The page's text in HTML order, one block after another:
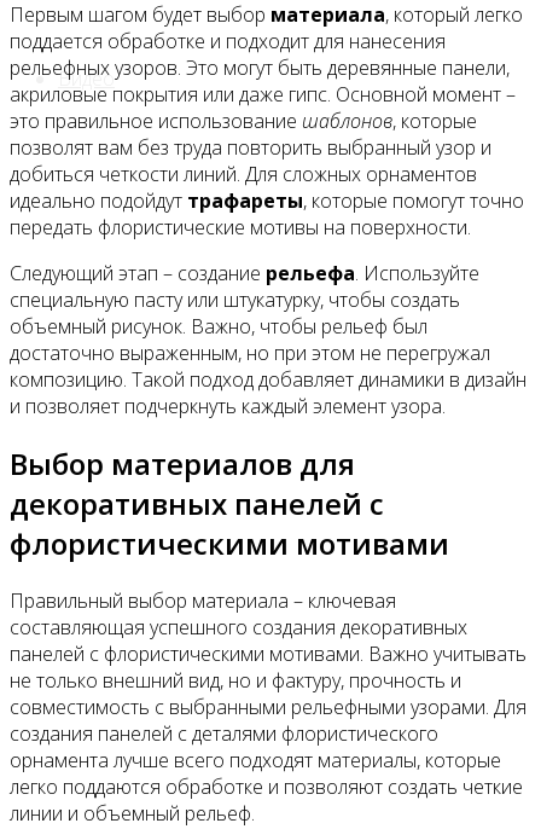
Видео
Первым шагом будет выбор материала, который легко
поддается обработке и подходит для нанесения
рельефных узоров. Это могут быть деревянные панели,
акриловые покрытия или даже гипс. Основной момент –
это правильное использование шаблонов, которые
позволят вам без труда повторить выбранный узор и
добиться четкости линий. Для сложных орнаментов
идеально подойдут трафареты, которые помогут точно
передать флористические мотивы на поверхности.
Следующий этап – создание рельефа. Используйте
специальную пасту или штукатурку, чтобы создать
объемный рисунок. Важно, чтобы рельеф был
достаточно выраженным, но при этом не перегружал
композицию. Такой подход добавляет динамики в дизайн
и позволяет подчеркнуть каждый элемент узора.
Выбор материалов для
декоративных панелей с
флористическими мотивами
Правильный выбор материала – ключевая
составляющая успешного создания декоративных
панелей с флористическими мотивами. Важно учитывать
не только внешний вид, но и фактуру, прочность и
совместимость с выбранными рельефными узорами. Для
создания панелей с деталями флористического
орнамента лучше всего подходят материалы, которые
легко поддаются обработке и позволяют создать четкие
линии и объемный рельеф.